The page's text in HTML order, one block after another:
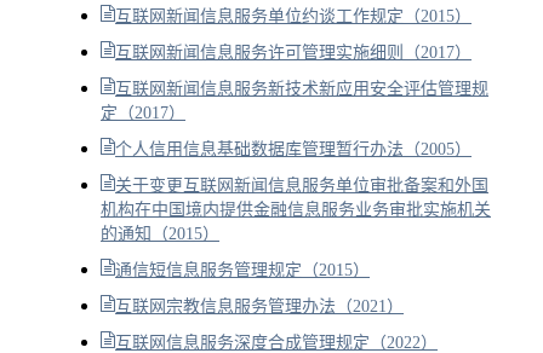
互联网新闻信息服务单位约谈工作规定（2015）
互联网新闻信息服务许可管理实施细则（2017）
互联网新闻信息服务新技术新应用安全评估管理规
定（2017）
个人信用信息基础数据库管理暂行办法（2005）
关于变更互联网新闻信息服务单位审批备案和外国
机构在中国境内提供金融信息服务业务审批实施机关
的通知（2015）
通信短信息服务管理规定（2015）
互联网宗教信息服务管理办法（2021）
互联网信息服务深度合成管理规定（2022）